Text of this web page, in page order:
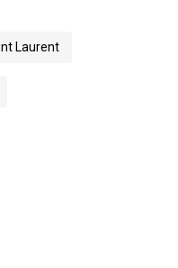
Laurent